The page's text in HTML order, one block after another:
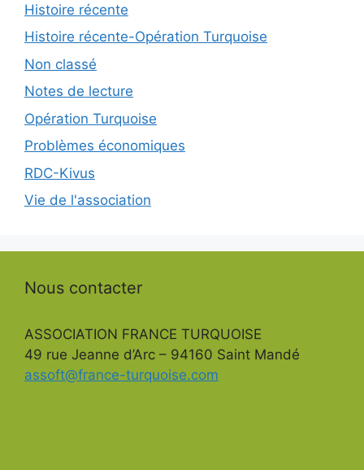
Histoire récente
Histoire récente-Opération Turquoise
Non classé
Notes de lecture
Opération Turquoise
Problèmes économiques
RDC-Kivus
Vie de l'association
Nous contacter
ASSOCIATION FRANCE TURQUOISE
49 rue Jeanne d’Arc – 94160 Saint Mandé
assoft@france-turquoise.com